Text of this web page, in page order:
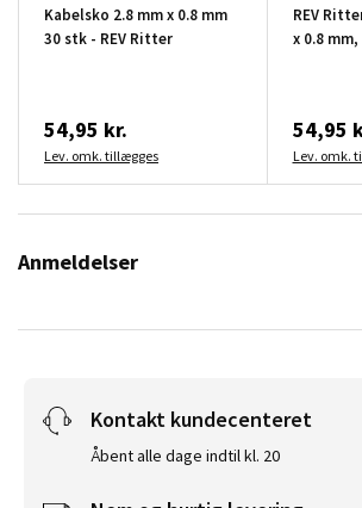
Kabelsko 2.8 mm x 0.8 mm
30 stk - REV Ritter
54,95 kr.
Lev. omk. tillægges
REV
x 0.8
54,95
Lev. omk.
Anmeldelser
Kontakt kundecenteret
Åbent alle dage indtil kl. 20